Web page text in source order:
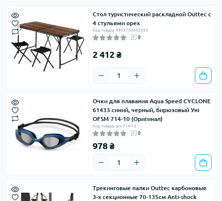
Стол туристический раскладной Outtec с
4 стульями орех
Код товара: 5907766662693
0
2 412 ₴
Очки для плавания Aqua Speed ​​CYCLONE
61433 синий, черный, бирюзовый Уні
OFSM 714-10 (Оригинал)
Код товара: gm-714-10
0
978 ₴
Трекинговые палки Outtec карбоновые
3-х секционные 70-135см Anti-shock